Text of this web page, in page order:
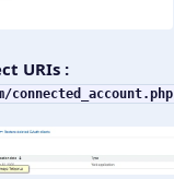
URIs :